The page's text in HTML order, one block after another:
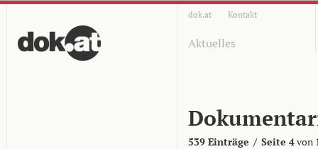
dok.at Kontakt
Aktuelles
539 Einträge / Seite 4von